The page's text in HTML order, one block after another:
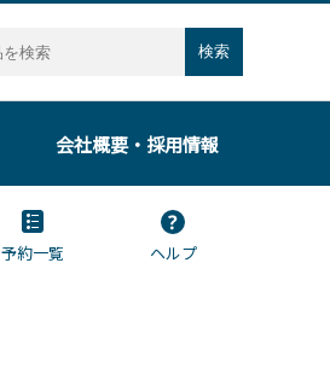
検索
会社概要・採用情報
予約一覧 ヘルプ